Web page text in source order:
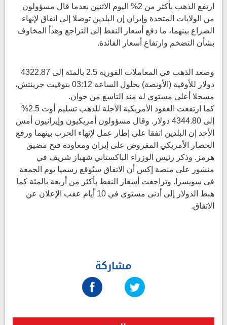
ارتفع الذهب بأكثر من 2% اليوم الاثنين بعدما قال مسؤولون
من الولايات المتحدة وإيران إن البلدين توصلا إلى ​اتفاق لإنهاء
الصراع بينهما، ما دفع أسعار النفط إلى التراجع وهدأ ‌المخاوف
بشأن التضخم وارتفاع أسعار الفائدة.
وصعد الذهب في المعاملات الفورية 2.5 بالمئة إلى 4322.87
دولار للأوقية (الأونصة) بحلول الساعة 03:12 بتوقيت جرينتش،
مسجلا أعلى مستوى له منذ التاسع من جوان.
كما ارتفعت العقود الأمريكية الآجلة ​للذهب تسليم أوت 2.5%
إلى 4344.80 دولار. وقال مسؤولون أمريكيون وإيرانيون أمس
الأحد ​إن البلدين اتفقا على إطار عمل لإنهاء الحرب بينهما ورفع
⁠الحصار الأمريكي المفروض على إيران ومعاودة فتح مضيق
هرمز. وذكر رئيس الوزراء الباكستاني ​شهباز شريف في
منشور على منصة إكس أن الاتفاق سيُوقع رسميا يوم الجمعة ​
في سويسرا. وتراجعت أسعار النفط بأكثر من أربعة بالمئة كما
هبط الدولار إلى أدنى مستوى في 10 أيام عقب الإعلان عن
الاتفاق.
مشاركة